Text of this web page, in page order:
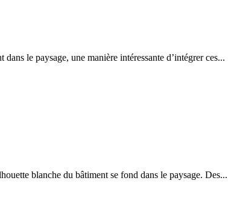
le paysage, une manière intéressante d’intégrer ces...
blanche du bâtiment se fond dans le paysage. Des...